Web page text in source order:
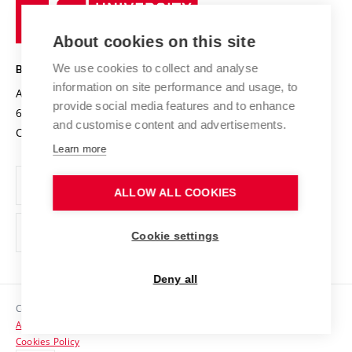
Projects
Projects from Structural Funds
Specific University Research
Safe University
Organization Structure
Official notice board
Personal Data Protection
Support and development of employees and students
Contacts
Technology
BRNO UNIVERSITY OF TECHNOLOGY
Antonínská 548/1
602 00 Brno
Czech Republic
www.vut.cz
vut@vutbr.cz
Copyright © 2026 VUT
Accessibility Statement
Cookies Policy
About cookies on this site
We use cookies to collect and analyse
information on site performance and usage, to
provide social media features and to enhance
and customise content and advertisements.
Learn more
ALLOW ALL COOKIES
Cookie settings
Deny all